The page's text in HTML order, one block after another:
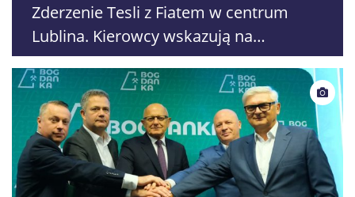
Zderzenie Tesli z Fiatem w centrum
Lublina. Kierowcy wskazują na
zaparkowane auta zasłaniające
widoczność